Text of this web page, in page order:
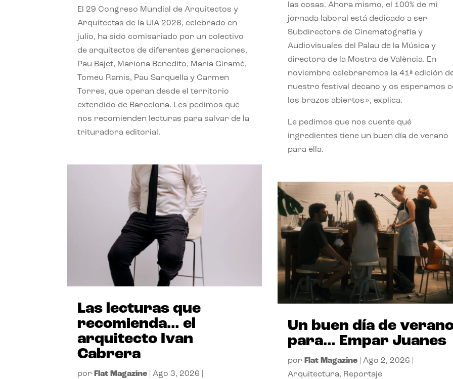
El 29 Congreso Mundial de Arquitectos y
Arquitectas de la UIA 2026, celebrado en
julio, ha sido comisariado por un colectivo
de arquitectos de diferentes generaciones,
Pau Bajet, Mariona Benedito, Maria Giramé,
Tomeu Ramis, Pau Sarquella y Carmen
Torres, que operan desde el territorio
extendido de Barcelona. Les pedimos que
nos recomienden lecturas para salvar de la
trituradora editorial.
Las lecturas que
recomienda… el
arquitecto Ivan
Cabrera
por Flat Magazine |Ago 3, 2026
las cosas. Ahora mismo, el 100% de mi
jornada laboral está dedicado a ser
Subdirectora de Cinematografía y
Audiovisuales del Palau de la Música y
directora de la Mostra de València. En
noviembre celebraremos la 41ª edición
nuestro festival decano y os esperamos
los brazos abiertos», explica.
Le pedimos que nos cuente qué
ingredientes tiene un buen día de verano
para ella.
Un buen día de
para… Empar Juanes
por Flat Magazine| Ago 2, 2026
Arquitectura, Reportaje